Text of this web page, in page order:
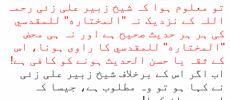
البغدادی میں نظر ہے،،،اور یہی اس
سند کی وجہ ضعف ہے، ( نصب المجانیق:
۸ ـ ۹)
تو معلوم ہوا کہ شیخ زبیر علی زئی رحمہ
اللہ کے نزدیک نہ ''المختاره'' للمقدسي
کی ہر ہر حدیث صحیح ہے اور نہ ہی محض
''المختاره'' للمقدسي کا راوی ہونا، اس
کے ثقہ یا حسن الحدیث ہونے کو کافی ہے!
اب اگر اس کے برخلاف شیخ زبیر علی زئی
نے کہا ہو تو وہ مطلوب ہے، جیسا کہ